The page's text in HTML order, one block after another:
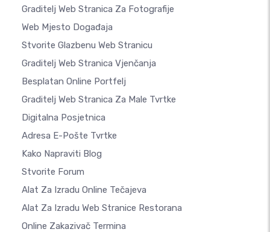
Graditelj Web Stranica Za Fotografije
Web Mjesto Događaja
Stvorite Glazbenu Web Stranicu
Graditelj Web Stranica Vjenčanja
Besplatan Online Portfelj
Graditelj Web Stranica Za Male Tvrtke
Digitalna Posjetnica
Adresa E-Pošte Tvrtke
Kako Napraviti Blog
Stvorite Forum
Alat Za Izradu Online Tečajeva
Alat Za Izradu Web Stranice Restorana
Online Zakazivač Termina